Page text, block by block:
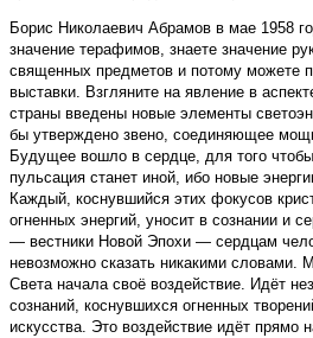
Борис Николаевич Абрамов в мае 1958
значение терафимов, знаете значение
священных предметов и потому можете
выставки. Взгляните на явление в
страны введены новые элементы
бы утверждено звено, соединяющее
Будущее вошло в сердце, для того
пульсация станет иной, ибо новые
Каждый, коснувшийся этих фокусов
огненных энергий, уносит в сознании и
— вестники Новой Эпохи — сердцам
невозможно сказать никакими словами.
Света начала своё воздействие. Идёт
сознаний, коснувшихся огненных
искусства. Это воздействие идёт прямо